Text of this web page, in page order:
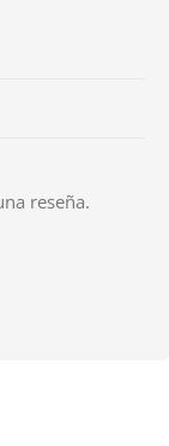
reseña.